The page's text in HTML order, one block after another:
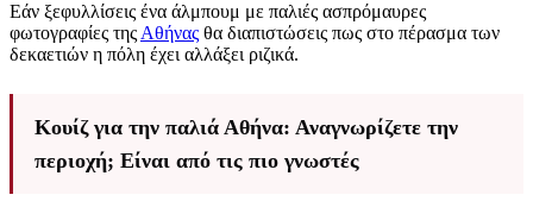
Εάν ξεφυλλίσεις ένα άλμπουμ με παλιές ασπρόμαυρες
φωτογραφίες της Αθήνας θα διαπιστώσεις πως στο πέρασμα των
δεκαετιών η πόλη έχει αλλάξει ριζικά.
Κουίζ για την παλιά Αθήνα: Αναγνωρίζετε την
περιοχή; Είναι από τις πιο γνωστές